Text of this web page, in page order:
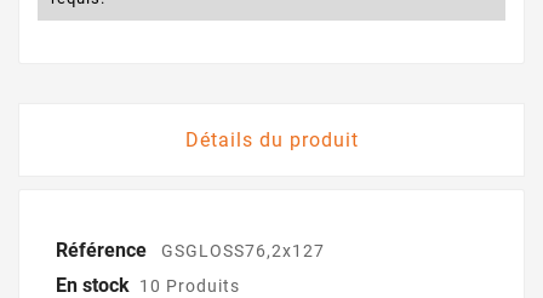
Détails du produit
Référence GSGLOSS76,2x127
En stock 10 Produits